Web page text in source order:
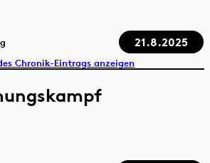
21.8.2025
Chronik-Eintrags anzeigen